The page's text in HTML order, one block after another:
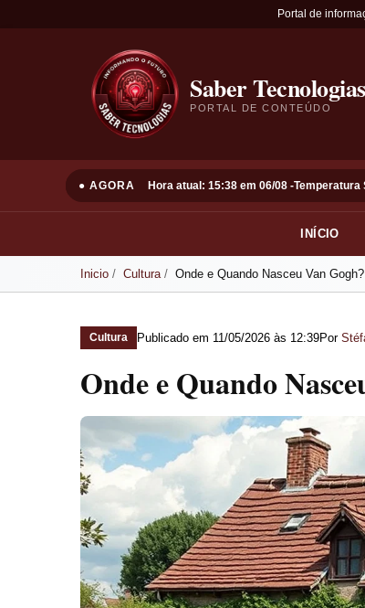
Portal de
Saber Tecnologias
PORTAL DE CONTEÚDO
● AGORA Hora atual: 15:38 em 06/08 -Temperatura
INÍCIO
Inicio Cultura Onde e Quando Nasceu Van
Cultura Publicado em 11/05/2026 às 12:39Por
Onde e Quando